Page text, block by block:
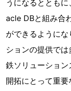
うになるととも
acle DBと組み合
ができるように
ションの提供で
鉄ソリューショ
開拓にとって重